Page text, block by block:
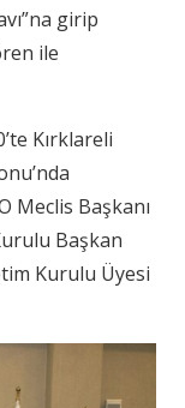
girip
ile
Kırklareli
Meclis Başkanı
Başkan
Kurulu Üyesi